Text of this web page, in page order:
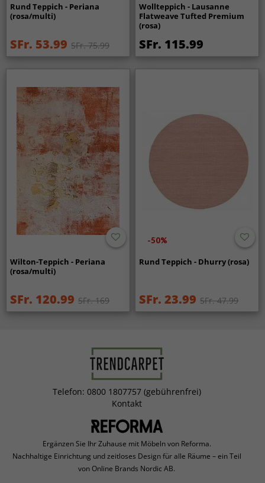
Rund Teppich - Periana
(rosa/multi)
SFr. 53.99 SFr. 75.99
Wollteppich - Lausanne
Flatweave Tufted Premium
(rosa)
SFr. 115.99
Wilton-Teppich - Periana
(rosa/multi)
SFr. 120.99 SFr. 169
-50%
Rund Teppich - Dhurry (rosa)
SFr. 23.99 SFr. 47.99
Telefon: 0800 1807757 (gebührenfrei)
Kontakt
Ergänzen Sie Ihr Zuhause mit Möbeln von Reforma.
Nachhaltige Einrichtung und zeitloses Design für alle Räume – ein Teil
von Online Brands Nordic AB.